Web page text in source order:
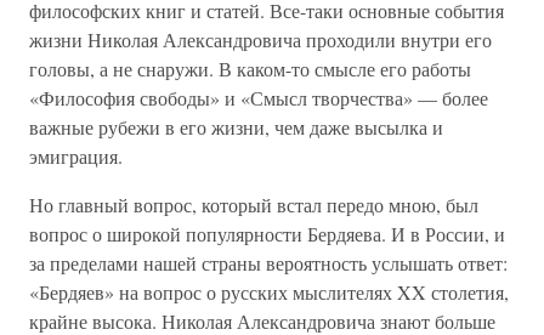
философских книг и статей. Все-таки основные события
жизни Николая Александровича проходили внутри его
головы, а не снаружи. В каком-то смысле его работы
«Философия свободы» и «Смысл творчества» — более
важные рубежи в его жизни, чем даже высылка и
эмиграция.
Но главный вопрос, который встал передо мною, был
вопрос о широкой популярности Бердяева. И в России, и
за пределами нашей страны вероятность услышать ответ:
«Бердяев» на вопрос о русских мыслителях XX столетия,
крайне высока. Николая Александровича знают больше